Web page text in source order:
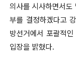
의사를 시사하면서
부를 결정하겠다고
방선거에서 포괄적
입장을 밝혔다.